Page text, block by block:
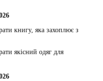
книгу, яка захоплює з
якісний одяг для